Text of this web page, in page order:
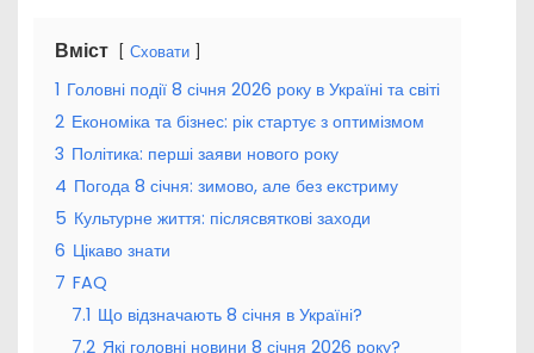
Вміст Сховати
1 Головні події 8 січня 2026 року в Україні та світі
2 Економіка та бізнес: рік стартує з оптимізмом
3 Політика: перші заяви нового року
4 Погода 8 січня: зимово, але без екстриму
5 Культурне життя: післясвяткові заходи
6 Цікаво знати
7 FAQ
7.1 Що відзначають 8 січня в Україні?
7.2 Які головні новини 8 січня 2026 року?